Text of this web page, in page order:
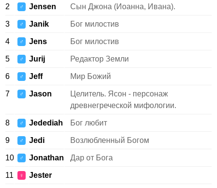
2 ♂ Jensen Сын Джона (Иоанна, Ивана).
3 ♂ Janik Бог милостив
4 ♂ Jens Бог милостив
5 ♂ Jurij Редактор Земли
6 ♂ Jeff Мир Божий
7 ♂ Jason
Целитель. Ясон - персонаж
древнегреческой мифологии.
8 ♂ Jedediah Бог любит
9 ♂ Jedi Возлюбленный Богом
10 ♂ Jonathan Дар от Бога
11 ♀ Jester